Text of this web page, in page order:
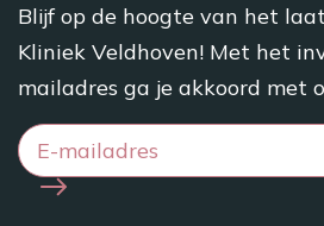
Blijf op de hoogte van het
Kliniek Veldhoven! Met het
mailadres ga je akkoord met